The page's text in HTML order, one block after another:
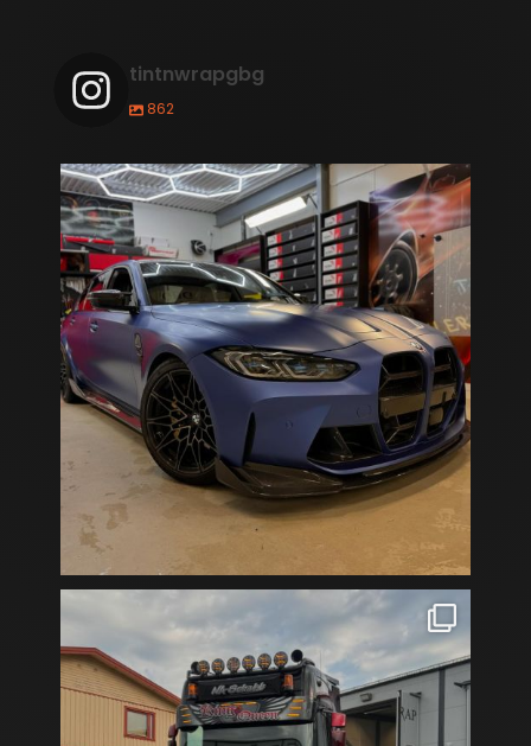
tintnwrapgbg
862
BMW M3 Competition Frozen Blue!
🚗💥 Vi har...
Hur jävla cool är inte @naschakt nya lastbil😎 ...